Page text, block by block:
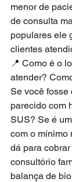
menor de
de consulta
populares ele
clientes
📍 Como é o
atender?
Se você fosse
parecido com
SUS? Se é
com o mínimo
dá para
consultório
balança de